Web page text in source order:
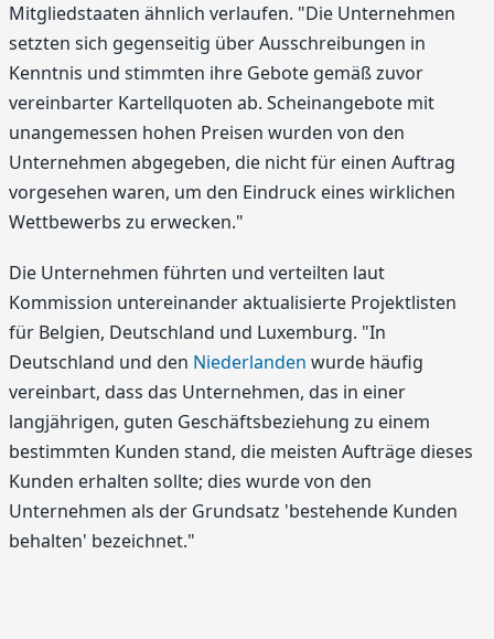
Mitgliedstaaten ähnlich verlaufen. "Die Unternehmen
setzten sich gegenseitig über Ausschreibungen in
Kenntnis und stimmten ihre Gebote gemäß zuvor
vereinbarter Kartellquoten ab. Scheinangebote mit
unangemessen hohen Preisen wurden von den
Unternehmen abgegeben, die nicht für einen Auftrag
vorgesehen waren, um den Eindruck eines wirklichen
Wettbewerbs zu erwecken."
Die Unternehmen führten und verteilten laut
Kommission untereinander aktualisierte Projektlisten
für Belgien, Deutschland und Luxemburg. "In
Deutschland und den Niederlanden wurde häufig
vereinbart, dass das Unternehmen, das in einer
langjährigen, guten Geschäftsbeziehung zu einem
bestimmten Kunden stand, die meisten Aufträge dieses
Kunden erhalten sollte; dies wurde von den
Unternehmen als der Grundsatz 'bestehende Kunden
behalten' bezeichnet."